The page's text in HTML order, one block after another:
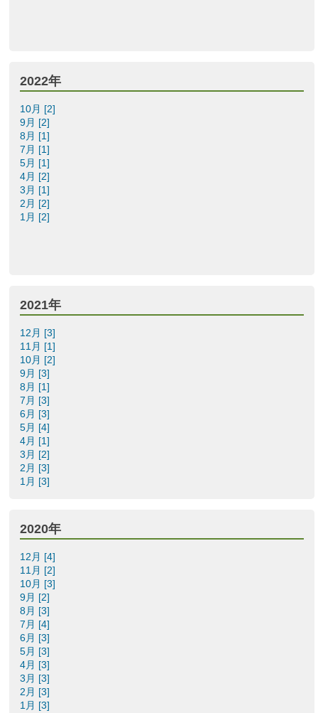
2022年
10月 [2]
9月 [2]
8月 [1]
7月 [1]
5月 [1]
4月 [2]
3月 [1]
2月 [2]
1月 [2]
2021年
12月 [3]
11月 [1]
10月 [2]
9月 [3]
8月 [1]
7月 [3]
6月 [3]
5月 [4]
4月 [1]
3月 [2]
2月 [3]
1月 [3]
2020年
12月 [4]
11月 [2]
10月 [3]
9月 [2]
8月 [3]
7月 [4]
6月 [3]
5月 [3]
4月 [3]
3月 [3]
2月 [3]
1月 [3]